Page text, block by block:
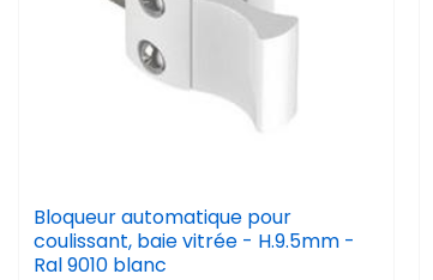
Bloqueur automatique pour
coulissant, baie vitrée - H.9.5mm -
Ral 9010 blanc